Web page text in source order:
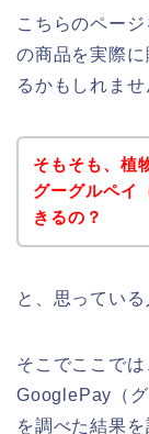
こちらのペー
の商品を実際
るかもしれませ
そもそも、植
グーグルペイ
きるの？
と、思ってい
そこでここで
GooglePay（
を調べた結果